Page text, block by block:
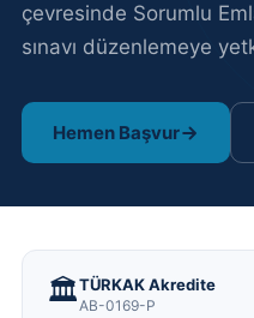
çevresinde Sorumlu
sınavı düzenlemeye
Hemen Başvur
🏛️TÜRKAK Akredite
AB-0169-P